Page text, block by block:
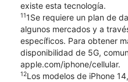
existe esta tecnología.
111Se requiere un plan de
algunos mercados y a
específicos. Para obtener
disponibilidad de 5G,
apple.com/iphone/cellular.
12Los modelos de iPhone